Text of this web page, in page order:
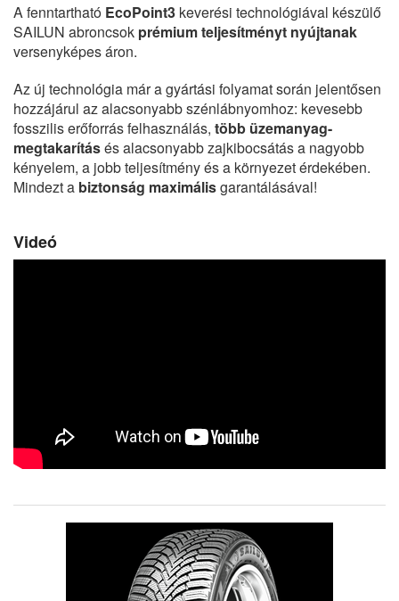
A fenntartható EcoPoint3 keverési technológiával készülő
SAILUN abroncsok prémium teljesítményt nyújtanak
versenyképes áron.
Az új technológia már a gyártási folyamat során jelentősen
hozzájárul az alacsonyabb szénlábnyomhoz: kevesebb
fosszilis erőforrás felhasználás, több üzemanyag-
megtakarításés alacsonyabb zajkibocsátás a nagyobb
kényelem, a jobb teljesítmény és a környezet érdekében.
Mindezt a biztonság maximálisgarantálásával!
Videó